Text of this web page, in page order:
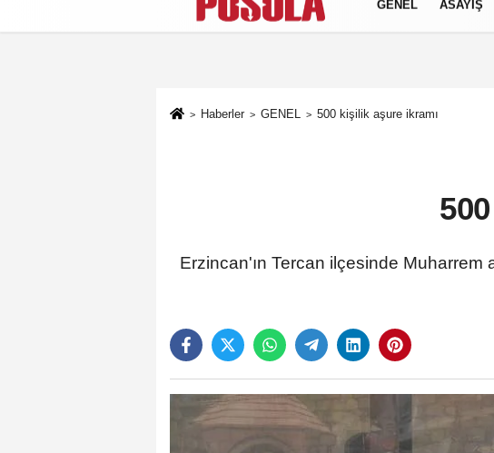
Künye İletişim Gizlilik Politikası
GENEL ASAYİŞ
Haberler GENEL 500 kişilik aşure ikramı
Erzincan'ın Tercan ilçesinde Muharrem